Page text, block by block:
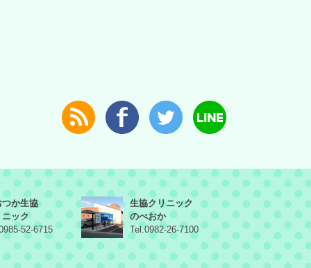
つか生協
ニック
52-6715
生協クリニック
のべおか
Tel.0982-26-7100